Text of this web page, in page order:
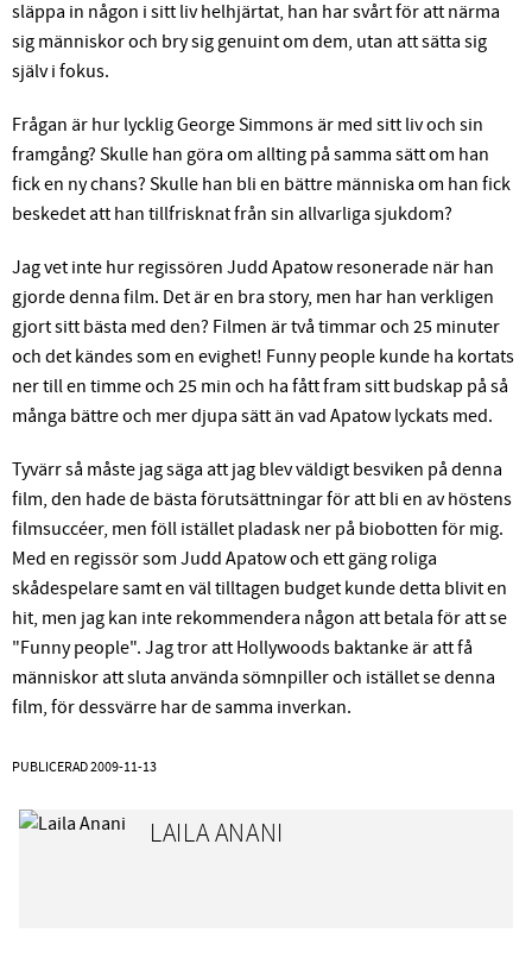
släppa in någon i sitt liv helhjärtat, han har svårt för att närma
sig människor och bry sig genuint om dem, utan att sätta sig
själv i fokus.
Frågan är hur lycklig George Simmons är med sitt liv och sin
framgång? Skulle han göra om allting på samma sätt om han
fick en ny chans? Skulle han bli en bättre människa om han fick
beskedet att han tillfrisknat från sin allvarliga sjukdom?
Jag vet inte hur regissören Judd Apatow resonerade när han
gjorde denna film. Det är en bra story, men har han verkligen
gjort sitt bästa med den? Filmen är två timmar och 25 minuter
och det kändes som en evighet! Funny people kunde ha kortats
ner till en timme och 25 min och ha fått fram sitt budskap på så
många bättre och mer djupa sätt än vad Apatow lyckats med.
Tyvärr så måste jag säga att jag blev väldigt besviken på denna
film, den hade de bästa förutsättningar för att bli en av höstens
filmsuccéer, men föll istället pladask ner på biobotten för mig.
Med en regissör som Judd Apatow och ett gäng roliga
skådespelare samt en väl tilltagen budget kunde detta blivit en
hit, men jag kan inte rekommendera någon att betala för att se
"Funny people". Jag tror att Hollywoods baktanke är att få
människor att sluta använda sömnpiller och istället se denna
film, för dessvärre har de samma inverkan.
PUBLICERAD2009-11-13
LAILA ANANI